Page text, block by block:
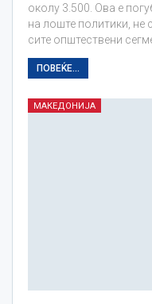
околу 3.500. Ова е
на лоште политики, не
сите општествени
ПОВЕЌЕ...
МАКЕДОНИЈА